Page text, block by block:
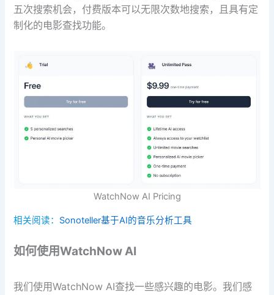
五次搜索机会，付费版本可以无限次数地搜索，且具有定
制化的电影查找功能。
WatchNow AI Pricing
相关阅读： Sonoteller基于AI的音乐分析工具
如何使用WatchNow AI
我们使用WatchNow AI查找一些感兴趣的电影。我们感